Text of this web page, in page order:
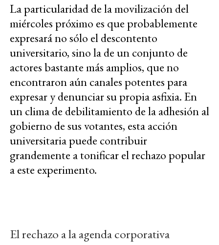
La particularidad de la movilización del
miércoles próximo es que probablemente
expresará no sólo el descontento
universitario, sino la de un conjunto de
actores bastante más amplios, que no
encontraron aún canales potentes para
expresar y denunciar su propia asfixia. En
un clima de debilitamiento de la adhesión al
gobierno de sus votantes, esta acción
universitaria puede contribuir
grandemente a tonificar el rechazo popular
a este experimento.
El rechazo a la agenda corporativa